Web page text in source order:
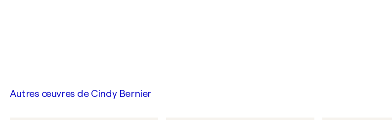
Autres œuvres de Cindy Bernier